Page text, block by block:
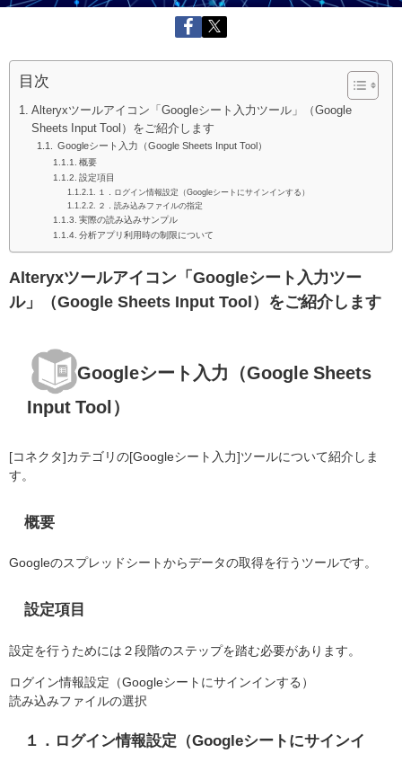
目次
Alteryxツールアイコン「Googleシート入力ツール」（Google
Sheets Input Tool）をご紹介します
Googleシート入力（Google Sheets Input Tool）
概要
設定項目
１．ログイン情報設定（Googleシートにサインインする）
２．読み込みファイルの指定
実際の読み込みサンプル
分析アプリ利用時の制限について
Alteryxツールアイコン「Googleシート入力ツー
ル」（Google Sheets Input Tool）をご紹介します
Googleシート入力（Google Sheets
Input Tool）
[コネクタ]カテゴリの[Googleシート入力]ツールについて紹介しま
す。
概要
Googleのスプレッドシートからデータの取得を行うツールです。
設定項目
設定を行うためには２段階のステップを踏む必要があります。
ログイン情報設定（Googleシートにサインインする）
読み込みファイルの選択
１．ログイン情報設定（Googleシートにサインイ